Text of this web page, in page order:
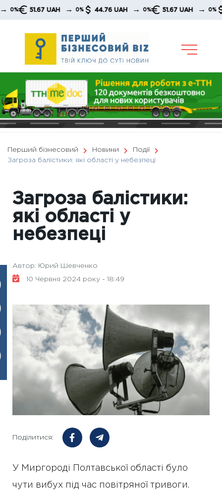
Skip
51.67 UAH → 0% 44.76 UAH → 0% 51.67 UAH → 0%
Перший бізнесовий Новини
Події
Загроза балістики: які області у небезпеці
Загроза балістики:
які області у
небезпеці
Автор: Юрий Шевченко
10 Червня 2024 року - 18:49
Поділитися:
У Миргороді Полтавської області було
чути вибух під час повітряної тривоги.